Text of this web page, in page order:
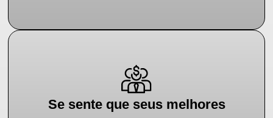
Se sente que seus melhores